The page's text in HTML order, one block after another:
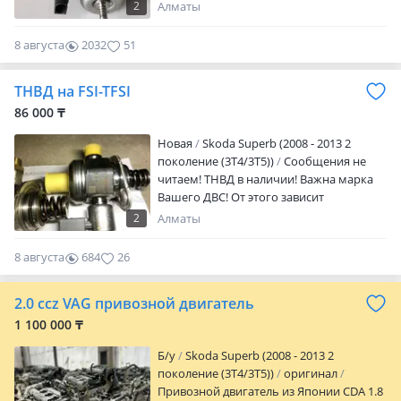
связавшись с нами по телефону или.
ПРОСЬБА УТОЧНЯТЬ СТОИМОСТЬ ПЕРЕД
2
Алматы
8 августа 2032 51
ТНВД на FSI-TFSI
86 000 ₸
2
Новая
Skoda Superb (2008 - 2013 2
поколение (3T4/3T5))
Сообщения не
читаем! ТНВД в наличии! Важна марка
Вашего ДВС! От этого зависит
конкретная цена детали! ВИН КОД
Алматы
8 августа 684 26
2.0 ccz VAG привозной двигатель
1 100 000 ₸
Б/y
Skoda Superb (2008 - 2013 2
поколение (3T4/3T5))
оригинал
Привозной двигатель из Японии CDA 1.8